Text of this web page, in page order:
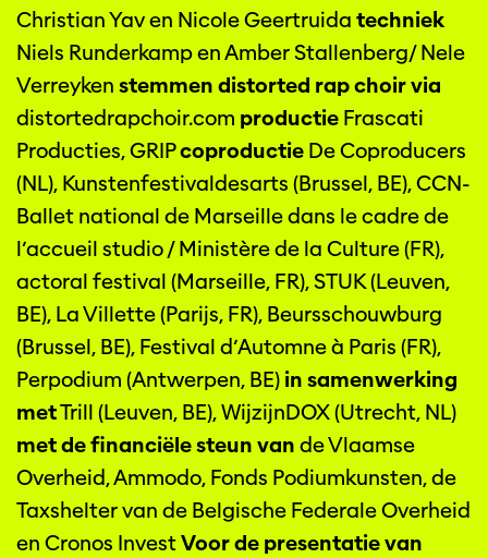
Christian Yav en Nicole Geertruida techniek
Niels Runderkamp en Amber Stallenberg/ Nele
Verreyken stemmen distorted rap choir via
distortedrapchoir.com productie Frascati
Producties, GRIPcoproductie De Coproducers
(NL), Kunstenfestivaldesarts (Brussel, BE), CCN-
Ballet national de Marseille dans le cadre de
l’accueil studio / Ministère de la Culture (FR),
actoral festival (Marseille, FR), STUK (Leuven,
BE), La Villette (Parijs, FR), Beursschouwburg
(Brussel, BE), Festival d’Automne à Paris (FR),
Perpodium (Antwerpen, BE) in samenwerking
metTrill (Leuven, BE), WijzijnDOX (Utrecht, NL)
met de financiële steun van de Vlaamse
Overheid, Ammodo, Fonds Podiumkunsten, de
Taxshelter van de Belgische Federale Overheid
en Cronos InvestVoor de presentatie van